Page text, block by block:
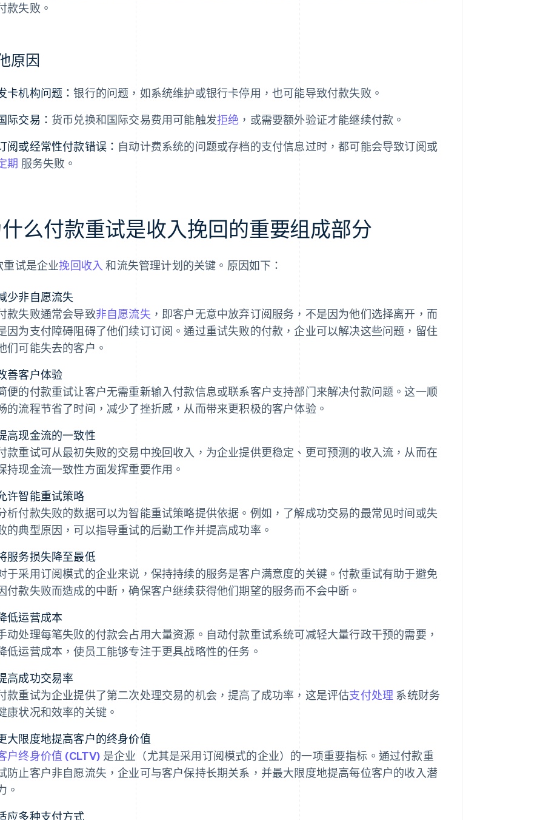
款失败。
原因
卡机构问题：银行的问题，如系统维护或银行卡停用，也可能导致付款失败。
际交易： 货币兑换和国际交易费用可能触发拒绝 ，或需要额外验证才能继续付款。
阅或经常性付款错误： 自动计费系统的问题或存档的支付信息过时，都可能会导致订阅或
期 服务失败。
么付款重试是收入挽回的重要组成部分
重试是企业挽回收入 和流失管理计划的关键。原因如下：
少非自愿流失
款失败通常会导致非自愿流失 ，即客户无意中放弃订阅服务，不是因为他们选择离开，而
因为支付障碍阻碍了他们续订订阅。通过重试失败的付款，企业可以解决这些问题，留住
们可能失去的客户。
善客户体验
便的付款重试让客户无需重新输入付款信息或联系客户支持部门来解决付款问题。这一顺
的流程节省了时间，减少了挫折感，从而带来更积极的客户体验。
高现金流的一致性
款重试可从最初失败的交易中挽回收入，为企业提供更稳定、更可预测的收入流，从而在
持现金流一致性方面发挥重要作用。
许智能重试策略
析付款失败的数据可以为智能重试策略提供依据。例如，了解成功交易的最常见时间或失
的典型原因，可以指导重试的后勤工作并提高成功率。
服务损失降至最低
于采用订阅模式的企业来说，保持持续的服务是客户满意度的关键。付款重试有助于避免
付款失败而造成的中断，确保客户继续获得他们期望的服务而不会中断。
低运营成本
动处理每笔失败的付款会占用大量资源。自动付款重试系统可减轻大量行政干预的需要，
低运营成本，使员工能够专注于更具战略性的任务。
高成功交易率
款重试为企业提供了第二次处理交易的机会，提高了成功率，这是评估支付处理 系统财务
康状况和效率的关键。
大限度地提高客户的终身价值
户终身价值 (CLTV) 是企业（尤其是采用订阅模式的企业）的一项重要指标。通过付款重
防止客户非自愿流失，企业可与客户保持长期关系，并最大限度地提高每位客户的收入潜
。
应多种支付方式